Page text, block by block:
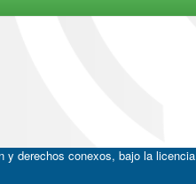
y derechos conexos, bajo la licencia